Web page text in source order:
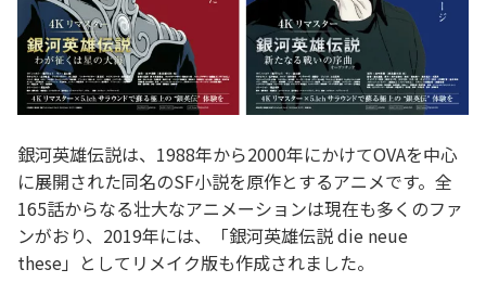
銀河英雄伝説は、1988年から2000年にかけてOVAを中心
に展開された同名のSF小説を原作とするアニメです。全
165話からなる壮大なアニメーションは現在も多くのファ
ンがおり、2019年には、「銀河英雄伝説 die neue
these」としてリメイク版も作成されました。